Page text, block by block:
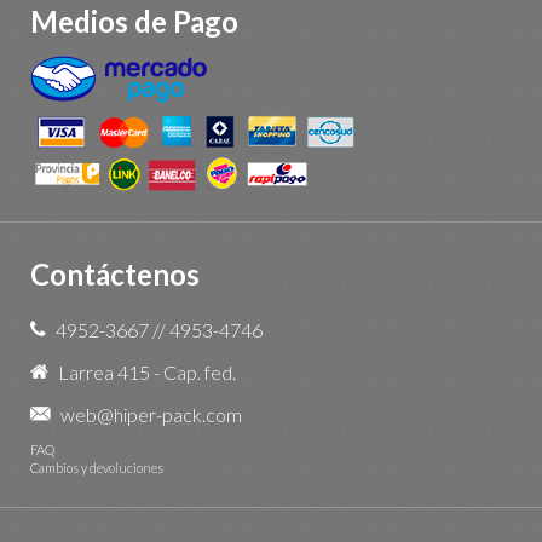
Medios de Pago
Contáctenos
4952-3667 //4953-4746
Larrea 415 - Cap. fed.
web@hiper-pack.com
FAQ
Cambios y devoluciones